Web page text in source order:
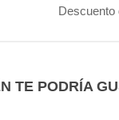
Descuento
TE PODRÍA